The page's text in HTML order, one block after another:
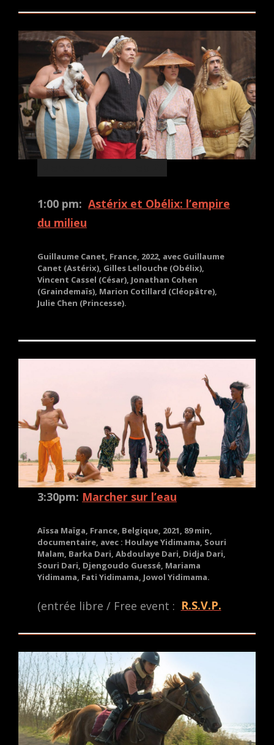
1:00 pm:Astérix et Obélix: l’empire
du milieu
Guillaume Canet, France, 2022, avec Guillaume
Canet (Astérix), Gilles Lellouche (Obélix),
Vincent Cassel (César), Jonathan Cohen
(Graindemaïs), Marion Cotillard (Cléopâtre),
Julie Chen (Princesse).
3:30pm: Marcher sur l’eau
Aïssa Maïga, France, Belgique, 2021, 89 min,
documentaire, avec : Houlaye Yidimama, Souri
Malam, Barka Dari, Abdoulaye Dari, Didja Dari,
Souri Dari, Djengoudo Guessé, Mariama
Yidimama, Fati Yidimama, Jowol Yidimama.
(entrée libre / Free event : R.S.V.P.